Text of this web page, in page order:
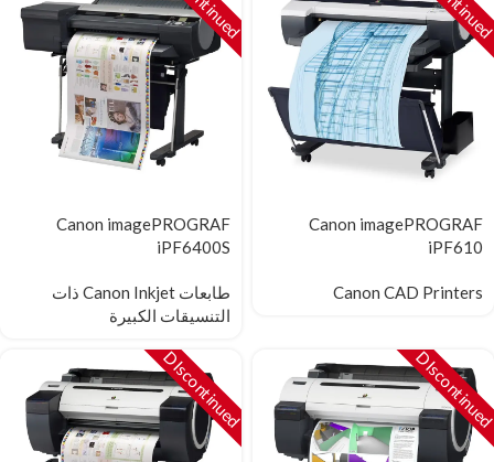
Canon imagePROGRAF
iPF610
Canon CAD Printers
Canon imagePROGRAF
iPF6400S
طابعات Canon Inkjet ذات
التنسيقات الكبيرة
DIscontinued